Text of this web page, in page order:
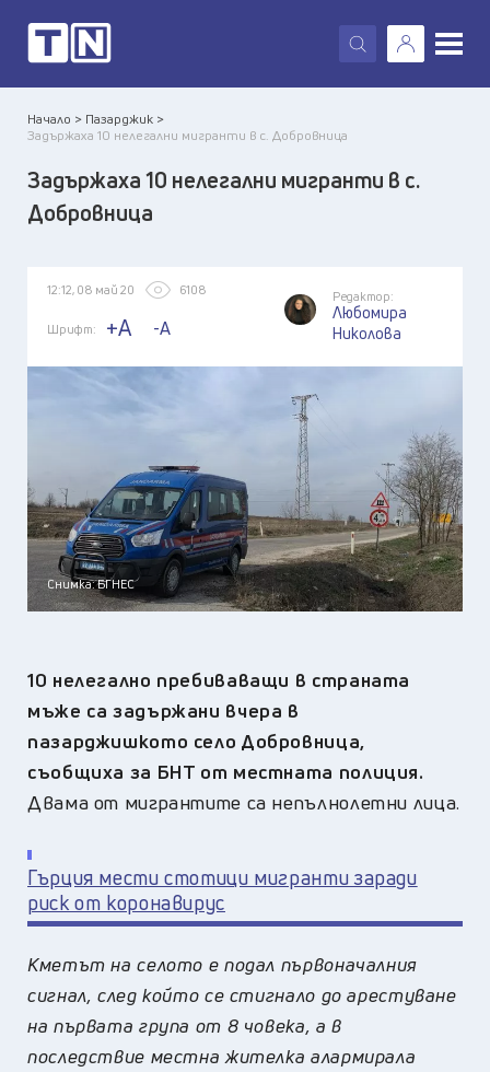
X
Начало > Пазарджик >
Задържаха 10 нелегални мигранти в с. Добровница
Задържаха 10 нелегални мигранти в с.
Добровница
12:12, 08 май 20 6108
Шрифт: +A -A
Редактор:
Любомира
Николова
Снимка: БГНЕС
10 нелегално пребиваващи в страната
мъже са задържани вчера в
пазарджишкото село Добровница,
съобщиха за БНТ от местната полиция.
Двама от мигрантите са непълнолетни лица.
Гърция мести стотици мигранти заради
риск от коронавирус
Кметът на селото е подал първоначалния
сигнал, след който се стигнало до арестуване
на първата група от 8 човека, а в
последствие местна жителка алармирала